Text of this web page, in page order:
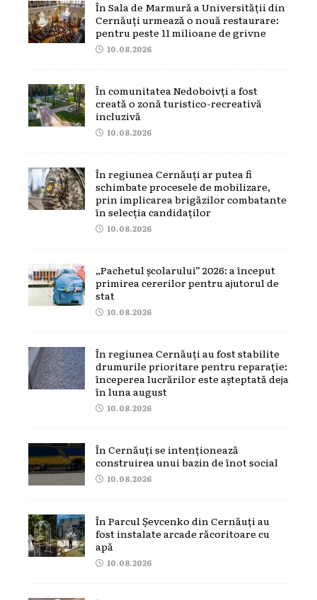
În Sala de Marmură a Universității din
Cernăuți urmează o nouă restaurare:
pentru peste 11 milioane de grivne
10.08.2026
În comunitatea Nedoboivți a fost
creată o zonă turistico-recreativă
incluzivă
10.08.2026
În regiunea Cernăuți ar putea fi
schimbate procesele de mobilizare,
prin implicarea brigăzilor combatante
în selecția candidaților
10.08.2026
„Pachetul școlarului” 2026: a început
primirea cererilor pentru ajutorul de
stat
10.08.2026
În regiunea Cernăuți au fost stabilite
drumurile prioritare pentru reparație:
începerea lucrărilor este așteptată deja
în luna august
10.08.2026
În Cernăuți se intenționează
construirea unui bazin de înot social
10.08.2026
În Parcul Șevcenko din Cernăuți au
fost instalate arcade răcoritoare cu
apă
10.08.2026